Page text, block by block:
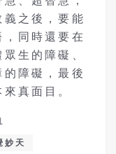
義之後，要能
同時還要在
生的障礙、
障礙，最後
真面目。
妙天